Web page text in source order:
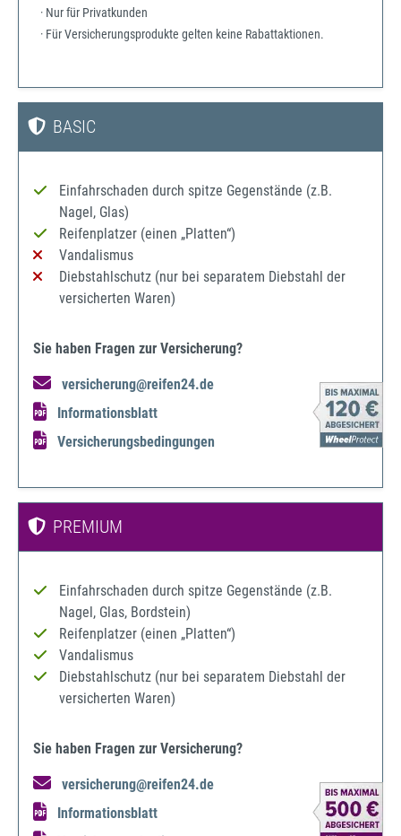
· Nur für Privatkunden
· Für Versicherungsprodukte gelten keine Rabattaktionen.
BASIC
Einfahrschaden durch spitze Gegenstände (z.B.
Nagel, Glas)
Reifenplatzer (einen „Platten“)
Vandalismus
Diebstahlschutz (nur bei separatem Diebstahl der
versicherten Waren)
Sie haben Fragen zur Versicherung?
versicherung@reifen24.de
Informationsblatt
Versicherungsbedingungen
PREMIUM
Einfahrschaden durch spitze Gegenstände (z.B.
Nagel, Glas, Bordstein)
Reifenplatzer (einen „Platten“)
Vandalismus
Diebstahlschutz (nur bei separatem Diebstahl der
versicherten Waren)
Sie haben Fragen zur Versicherung?
versicherung@reifen24.de
Informationsblatt